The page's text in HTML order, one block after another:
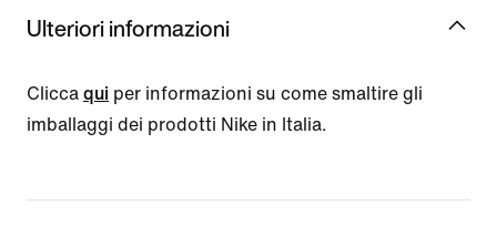
Ulteriori informazioni
Clicca qui per informazioni su come smaltire gli
imballaggi dei prodotti Nike in Italia.